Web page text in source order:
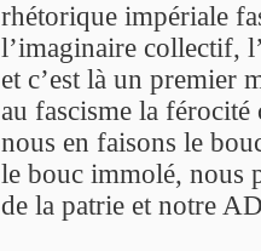
rhétorique impériale
l’imaginaire collectif,
et c’est là un premier
au fascisme la
nous en faisons le
le bouc immolé, nous
de la patrie et notre